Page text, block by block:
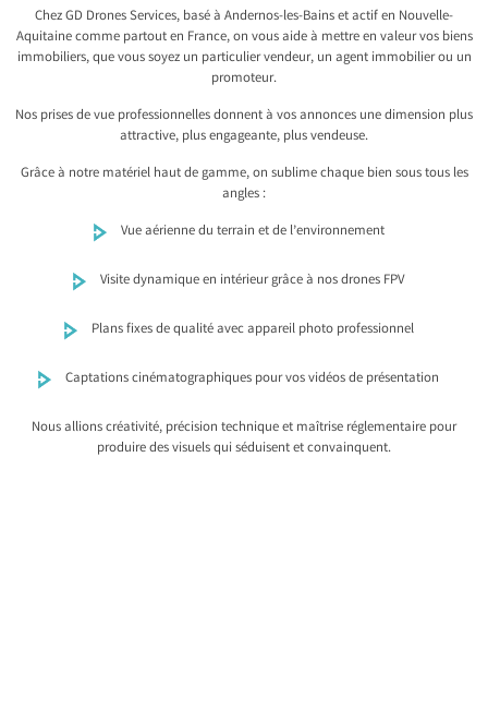
Chez GD Drones Services, basé à Andernos-les-Bains et actif en Nouvelle-
Aquitaine comme partout en France, on vous aide à mettre en valeur vos biens
immobiliers, que vous soyez un particulier vendeur, un agent immobilier ou un
promoteur.
Nos prises de vue professionnelles donnent à vos annonces une dimension plus
attractive, plus engageante, plus vendeuse.
Grâce à notre matériel haut de gamme, on sublime chaque bien sous tous les
angles :
Vue aérienne du terrain et de l’environnement
Visite dynamique en intérieur grâce à nos drones FPV
Plans fixes de qualité avec appareil photo professionnel
Captations cinématographiques pour vos vidéos de présentation
Nous allions créativité, précision technique et maîtrise réglementaire pour
produire des visuels qui séduisent et convainquent.